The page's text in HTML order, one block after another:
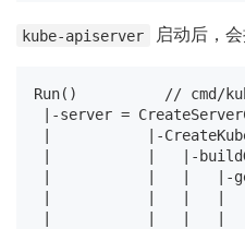
kube-apiserver 启动后，
Run()          // cmd/
|-server =
|           |-
|           |   |-
|           |   |   |-
|           |   |   |  |-
|           |   |   |